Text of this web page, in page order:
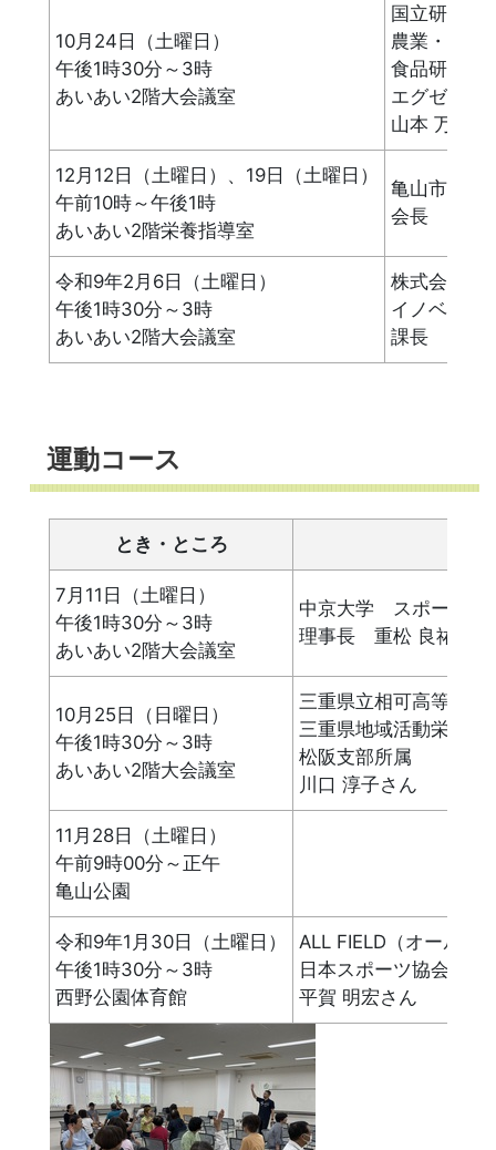
10月24日（土曜日）
午後1時30分～3時
あいあい2階大会議室
国立研究開
農業・食品
食品研究
エグゼクテ
山本 万里さ
12月12日（土曜日）、19日（土曜日）
午前10時～午後1時
あいあい2階栄養指導室
亀山市食生
会長 小林
令和9年2月6日（土曜日）
午後1時30分～3時
あいあい2階大会議室
株式会社は
イノベー
課長 小林
運動コース
とき・ところ
7月11日（土曜日）
午後1時30分～3時
あいあい2階大会議室
中京大学 スポーツ科
理事長 重松 良祐さん
10月25日（日曜日）
午後1時30分～3時
あいあい2階大会議室
三重県立相可高等学
三重県地域活動栄養士
松阪支部所属
川口 淳子さん
11月28日（土曜日）
午前9時00分～正午
亀山公園
令和9年1月30日（土曜日）
午後1時30分～3時
西野公園体育館
ALL FIELD（オール
日本スポーツ協会 ア
平賀 明宏さん